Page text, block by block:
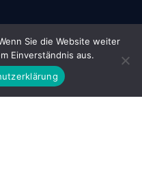
Sie die Website weiter
Einverständnis aus.